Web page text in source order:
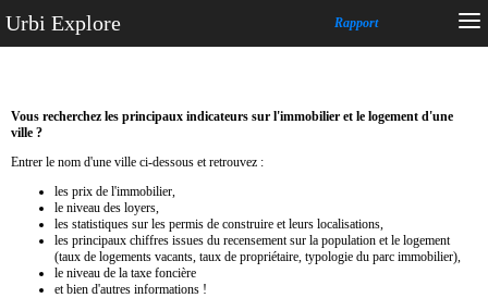
Urbi Explore Rapport
Vous recherchez les principaux indicateurs sur l'immobilier et le logement d'une
ville ?
Entrer le nom d'une ville ci-dessous et retrouvez :
les prix de l'immobilier,
le niveau des loyers,
les statistiques sur les permis de construire et leurs localisations,
les principaux chiffres issues du recensement sur la population et le logement
(taux de logements vacants, taux de propriétaire, typologie du parc immobilier),
le niveau de la taxe foncière
et bien d'autres informations !